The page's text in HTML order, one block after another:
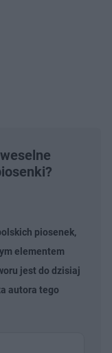
piosenek,
elementem
jest do dzisiaj
autora tego